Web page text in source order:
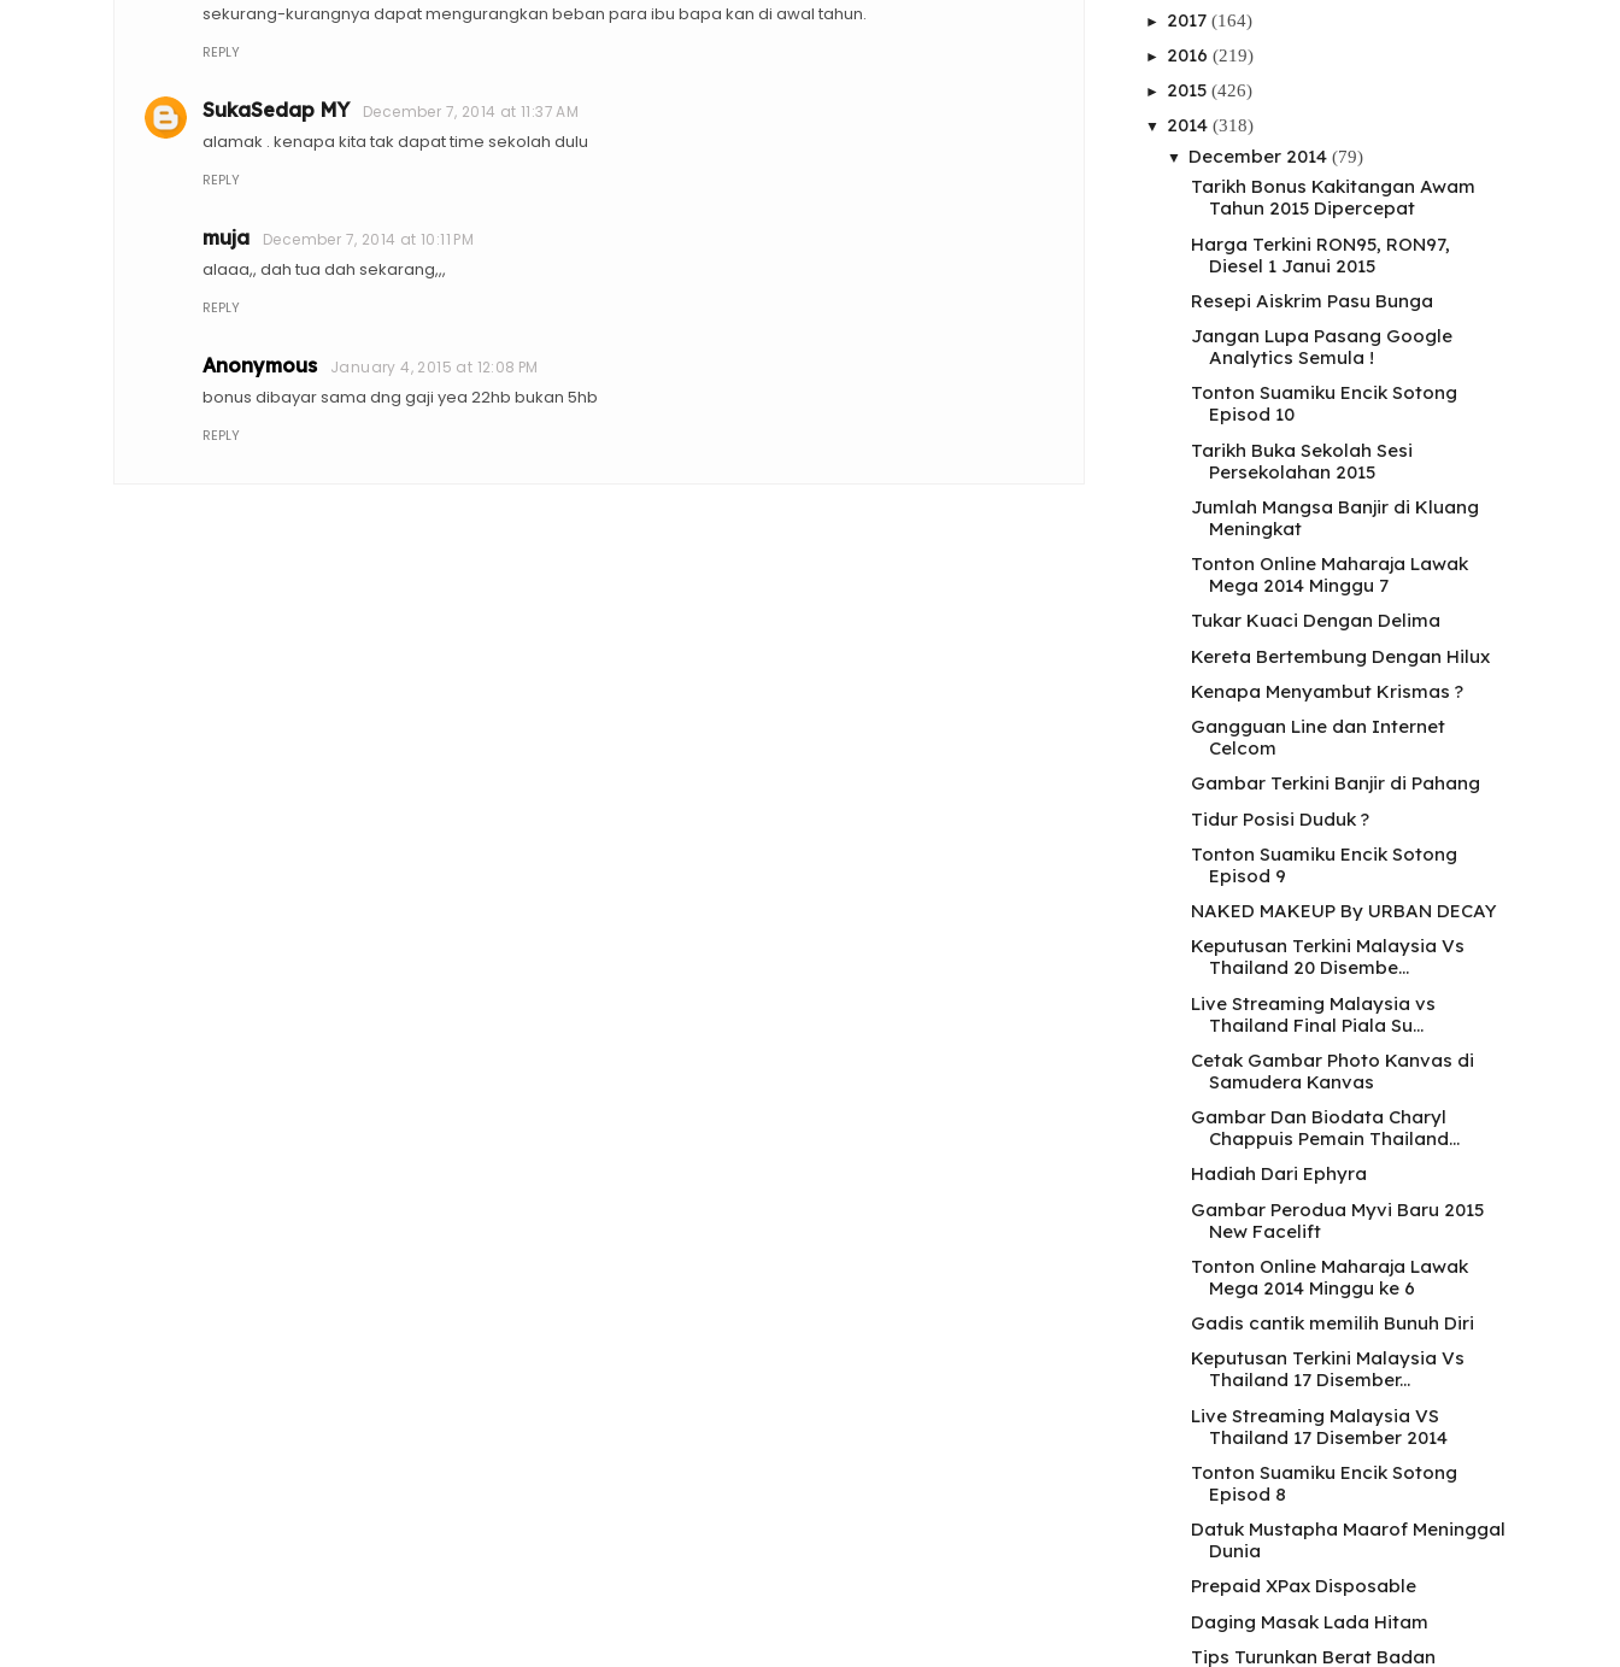
sekurang-kurangnya dapat mengurangkan beban para ibu bapa kan di awal tahun.
REPLY
SukaSedap MY December 7, 2014 at 11:37 AM
alamak . kenapa kita tak dapat time sekolah dulu
REPLY
muja December 7, 2014 at 10:11 PM
alaaa,, dah tua dah sekarang,,,
REPLY
Anonymous January 4, 2015 at 12:08 PM
bonus dibayar sama dng gaji yea 22hb bukan 5hb
REPLY
► 2017 (164)
► 2016 (219)
► 2015 (426)
▼ 2014 (318)
▼ December 2014 (79)
Tarikh Bonus Kakitangan Awam
Tahun 2015 Dipercepat
Harga Terkini RON95, RON97,
Diesel 1 Janui 2015
Resepi Aiskrim Pasu Bunga
Jangan Lupa Pasang Google
Analytics Semula !
Tonton Suamiku Encik Sotong
Episod 10
Tarikh Buka Sekolah Sesi
Persekolahan 2015
Jumlah Mangsa Banjir di Kluang
Meningkat
Tonton Online Maharaja Lawak
Mega 2014 Minggu 7
Tukar Kuaci Dengan Delima
Kereta Bertembung Dengan Hilux
Kenapa Menyambut Krismas ?
Gangguan Line dan Internet
Celcom
Gambar Terkini Banjir di Pahang
Tidur Posisi Duduk ?
Tonton Suamiku Encik Sotong
Episod 9
NAKED MAKEUP By URBAN DECAY
Keputusan Terkini Malaysia Vs
Thailand 20 Disembe...
Live Streaming Malaysia vs
Thailand Final Piala Su...
Cetak Gambar Photo Kanvas di
Samudera Kanvas
Gambar Dan Biodata Charyl
Chappuis Pemain Thailand...
Hadiah Dari Ephyra
Gambar Perodua Myvi Baru 2015
New Facelift
Tonton Online Maharaja Lawak
Mega 2014 Minggu ke 6
Gadis cantik memilih Bunuh Diri
Keputusan Terkini Malaysia Vs
Thailand 17 Disember...
Live Streaming Malaysia VS
Thailand 17 Disember 2014
Tonton Suamiku Encik Sotong
Episod 8
Datuk Mustapha Maarof Meninggal
Dunia
Prepaid XPax Disposable
Daging Masak Lada Hitam
Tips Turunkan Berat Badan